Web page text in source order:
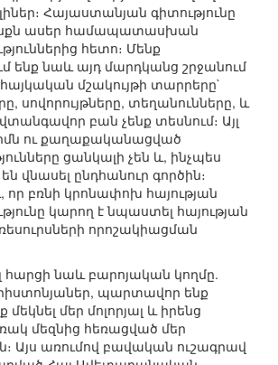
Հայաստանյան գիտությունը
ասեր համապատասխան
հետո։ Մենք
ենք նաև այդ մարդկանց շրջանում
մշակույթի տարրերը`
սովորույթները, տեղանունները, և
բան չենք տեսնում։ Այլ
ու քաղաքականացված
ցանկալի չեն և, ինչպես
վնասել ընդհանուր գործին։
որ բռնի կրոնափոխ հայության
կարող է նպաստել հայության
որոշակիացման
հարցի նաև բարոյական կողմը.
պարտավոր ենք
մեկնել մեր մոլորյալ և իրենց
մեզնից հեռացված մեր
Այս առումով բավական ուշագրավ